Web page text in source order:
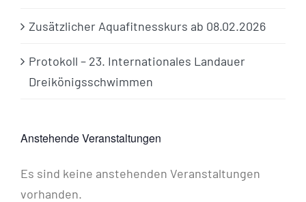
Zusätzlicher Aquafitnesskurs ab 08.02.2026
Protokoll – 23. Internationales Landauer
Dreikönigsschwimmen
Anstehende Veranstaltungen
Hinweis
Es sind keine anstehenden Veranstaltungen
vorhanden.